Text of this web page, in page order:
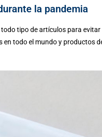
la pandemia
tipo de artículos para
todo el mundo y productos